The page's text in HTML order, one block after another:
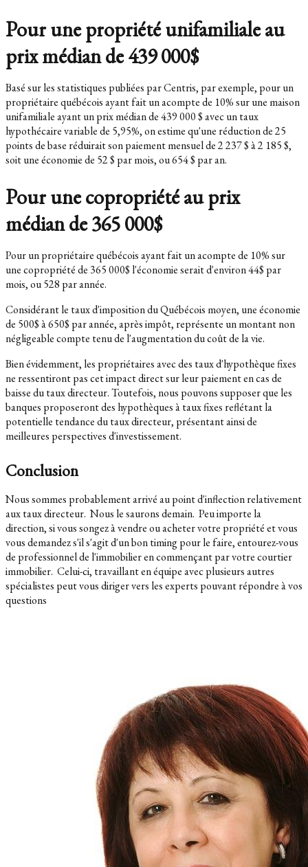
Pour une propriété unifamiliale au
prix médian de 439 000$
Basé sur les statistiques publiées par Centris, par exemple, pour un
propriétaire québécois ayant fait un acompte de 10% sur une maison
unifamiliale ayant un prix médian de 439 000 $ avec un taux
hypothécaire variable de 5,95%, on estime qu'une réduction de 25
points de base réduirait son paiement mensuel de 2 237 $ à 2 185 $,
soit une économie de 52 $ par mois, ou 654 $ par an.
Pour une copropriété au prix
médian de 365 000$
Pour un propriétaire québécois ayant fait un acompte de 10% sur
une copropriété de 365 000$ l'économie serait d'environ 44$ par
mois, ou 528 par année.
Considérant le taux d'imposition du Québécois moyen, une économie
de 500$ à 650$ par année, après impôt, représente un montant non
négligeable compte tenu de l'augmentation du coût de la vie.
Bien évidemment, les propriétaires avec des taux d'hypothèque fixes
ne ressentiront pas cet impact direct sur leur paiement en cas de
baisse du taux directeur. Toutefois, nous pouvons supposer que les
banques proposeront des hypothèques à taux fixes reflétant la
potentielle tendance du taux directeur, présentant ainsi de
meilleures perspectives d'investissement.
Conclusion
Nous sommes probablement arrivé au point d'inflection relativement
aux taux directeur. Nous le saurons demain. Peu importe la
direction, si vous songez à vendre ou acheter votre propriété et vous
vous demandez s'il s'agit d'un bon timing pour le faire, entourez-vous
de professionnel de l'immobilier en commençant par votre courtier
immobilier. Celui-ci, travaillant en équipe avec plusieurs autres
spécialistes peut vous diriger vers les experts pouvant répondre à vos
questions